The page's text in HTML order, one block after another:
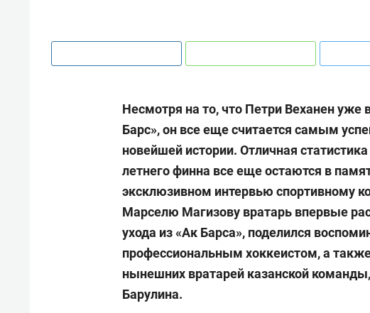
Несмотря на то, что Петри Веханен уже
Барс», он все еще считается самым
новейшей истории. Отличная
летнего финна все еще остаются в
эксклюзивном интервью спортивному
Марселю Магизову вратарь впервые
ухода из «Ак Барса», поделился
профессиональным хоккеистом, а
нынешних вратарей казанской
Барулина.